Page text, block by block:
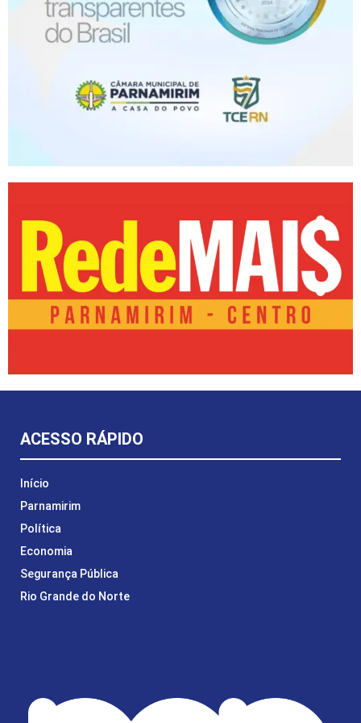
ACESSO RÁPIDO
Início
Parnamirim
Política
Economia
Segurança Pública
Rio Grande do Norte